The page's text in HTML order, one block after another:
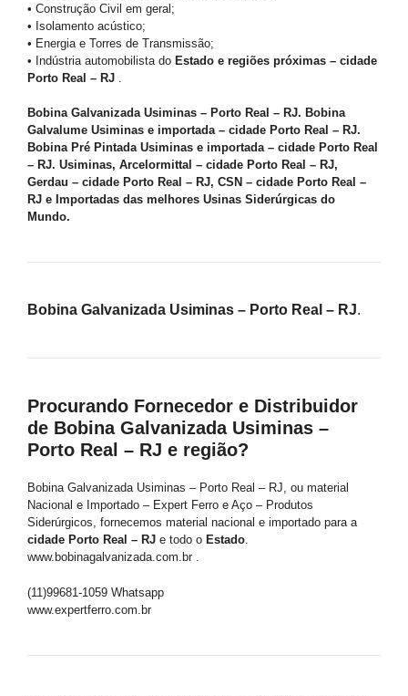
• Construção Civil em geral;
• Isolamento acústico;
• Energia e Torres de Transmissão;
• Indústria automobilista do Estado e regiões próximas – cidade
Porto Real – RJ
Bobina Galvanizada Usiminas – Porto Real – RJ. Bobina
Galvalume Usiminas e importada – cidade Porto Real – RJ.
Bobina Pré Pintada Usiminas e importada – cidade Porto Real
– RJ. Usiminas, Arcelormittal – cidade Porto Real – RJ,
Gerdau – cidade Porto Real – RJ, CSN – cidade Porto Real –
RJ e Importadas das melhores Usinas Siderúrgicas do
Mundo.
Bobina Galvanizada Usiminas – Porto Real – RJ.
Procurando Fornecedor e Distribuidor
de Bobina Galvanizada Usiminas –
Porto Real – RJ e região?
Bobina Galvanizada Usiminas – Porto Real – RJ, ou material
Nacional e Importado – Expert Ferro e Aço – Produtos
Siderúrgicos, fornecemos material nacional e importado para a
cidade Porto Real – RJ e todo o Estado.
www.bobinagalvanizada.com.br .
(11)99681-1059 Whatsapp
www.expertferro.com.br